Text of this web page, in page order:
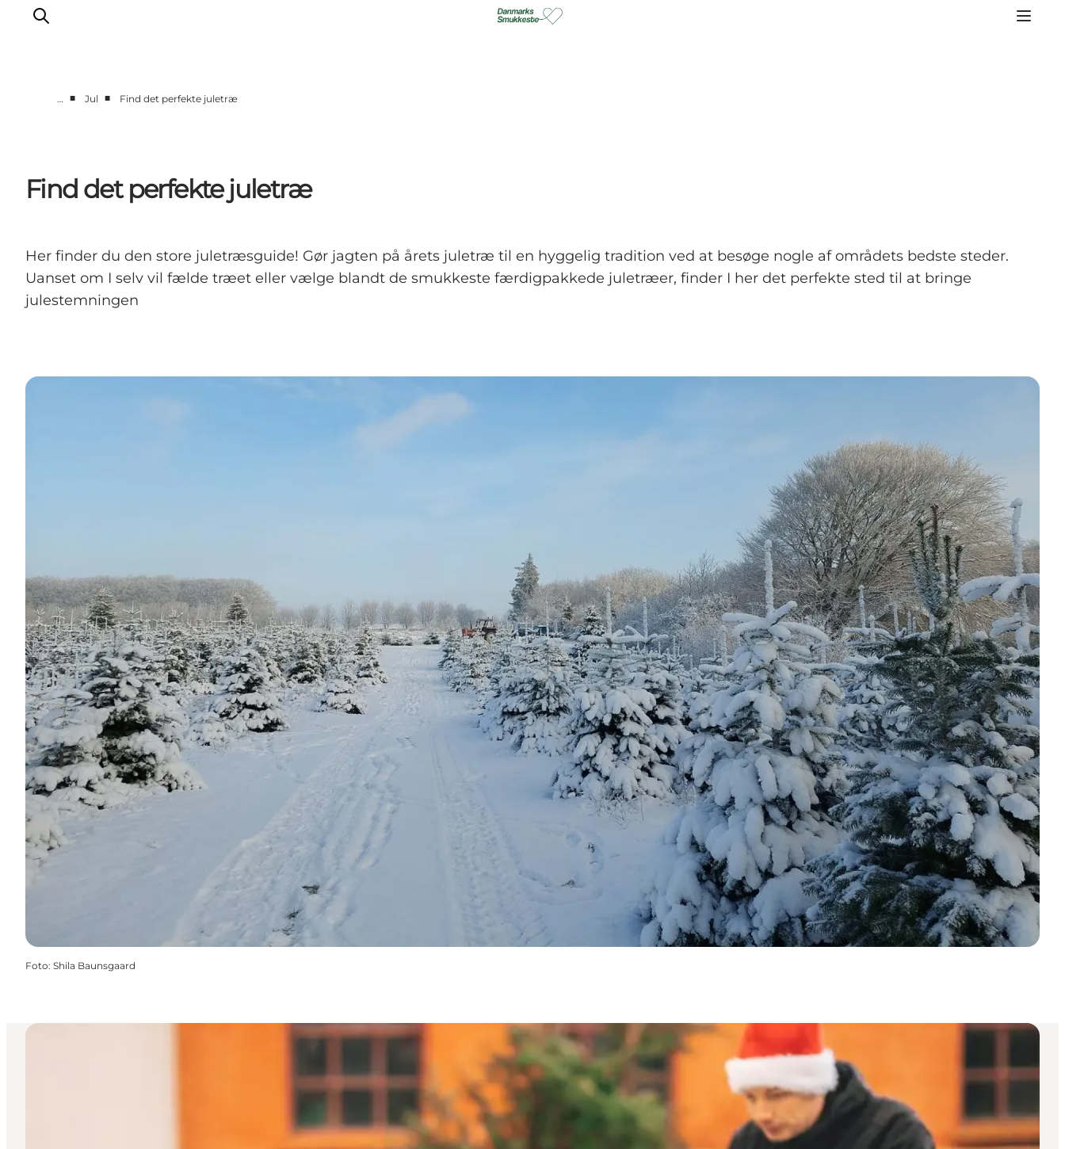
Det sker
Getaway
Planlæg
… ■ Jul ■ Find det perfekte juletræ
Find det perfekte juletræ
Her finder du den store juletræsguide! Gør jagten på årets juletræ til en hyggelig tradition ved at besøge nogle af områdets bedste steder.
Uanset om I selv vil fælde træet eller vælge blandt de smukkeste færdigpakkede juletræer, finder I her det perfekte sted til at bringe
julestemningen
Foto: Shila Baunsgaard